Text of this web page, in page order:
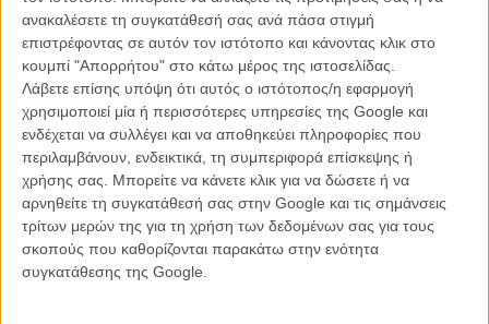
ανακαλέσετε τη συγκατάθεσή σας ανά πάσα στιγμή
επιστρέφοντας σε αυτόν τον ιστότοπο και κάνοντας κλικ στο
κουμπί "Απορρήτου" στο κάτω μέρος της ιστοσελίδας.
Λάβετε επίσης υπόψη ότι αυτός ο ιστότοπος/η εφαρμογή
χρησιμοποιεί μία ή περισσότερες υπηρεσίες της Google και
ενδέχεται να συλλέγει και να αποθηκεύει πληροφορίες που
περιλαμβάνουν, ενδεικτικά, τη συμπεριφορά επίσκεψης ή
χρήσης σας. Μπορείτε να κάνετε κλικ για να δώσετε ή να
αρνηθείτε τη συγκατάθεσή σας στην Google και τις σημάνσεις
τρίτων μερών της για τη χρήση των δεδομένων σας για τους
σκοπούς που καθορίζονται παρακάτω στην ενότητα
συγκατάθεσης της Google.
σκηνοθέτη στη δεκάδα - και σίγουρα όχι η χειρότερη...
Μην προσπαθήσετε να καταλάβετε... Αυτές ήταν πάντα οι επιλογές
των Cahiers du Cinema. Για άλλους αιρετικές, για άλλους απλά
εμμονοληπτικές. Για όλους ενδιαφέρουσες. Δείτε τις παρακάτω και
ετοιμαστείτε σε λίγο καιρό για τις δικές μας επιλογές για τις
καλύτερες ταινίες του 2012.
Holy Motors
του Λεός Καράξ
Cosmopolis
του Ντέιβιντ Κρόνενμπεργκ
Twixt
του Φράνσις Φορντ Κόπολα
4:44 Last Day On Earth του Εϊμπελ Φεράρα
In Another Country του Χονγκ Σανγκ - σου